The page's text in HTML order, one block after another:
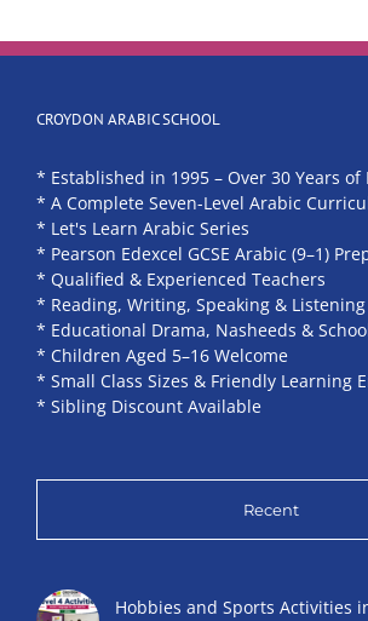
CROYDON ARABIC SCHOOL
* Established in 1995 – Over 30 Years of
* A Complete Seven-Level Arabic
* Let's Learn Arabic Series
* Pearson Edexcel GCSE Arabic (9–1)
* Qualified & Experienced Teachers
* Reading, Writing, Speaking & Listening
* Educational Drama, Nasheeds &
* Children Aged 5–16 Welcome
* Small Class Sizes & Friendly Learning
* Sibling Discount Available
Recent
Hobbies and Sports Activities